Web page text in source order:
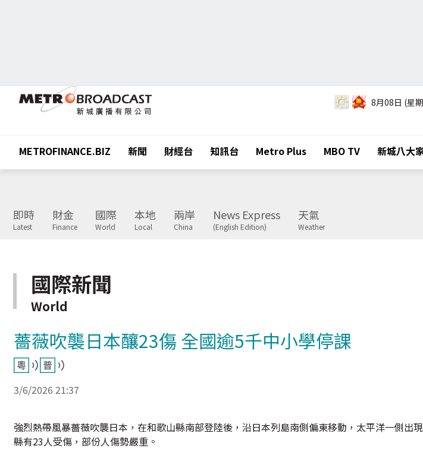
8月08日 (星
METROFINANCE.BIZ 新聞 財經台 知訊台 Metro Plus MBO TV 新城八大
即時
Latest
財金
Finance
國際
World
本地
Local
兩岸
China
News Express
(English Edition)
天氣
Weather
國際新聞
World
薔薇吹襲日本釀23傷 全國逾5千中小學停課
3/6/2026 21:37
強烈熱帶風暴薔薇吹襲日本，在和歌山縣南部登陸後，沿日本列島南側偏東移動，太平洋一側出
縣有23人受傷，部份人傷勢嚴重。